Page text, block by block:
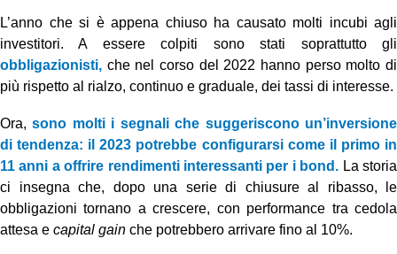
L’anno che si è appena chiuso ha causato molti incubi agli
investitori. A essere colpiti sono stati soprattutto gli
obbligazionisti, che nel corso del 2022 hanno perso molto di
più rispetto al rialzo, continuo e graduale, dei tassi di interesse.
Ora,sono molti i segnali che suggeriscono un’inversione
di tendenza: il 2023 potrebbe configurarsi come il primo in
11 anni a offrire rendimenti interessanti per i bond. La storia
ci insegna che, dopo una serie di chiusure al ribasso, le
obbligazioni tornano a crescere, con performance tra cedola
attesa e capital gain che potrebbero arrivare fino al 10%.